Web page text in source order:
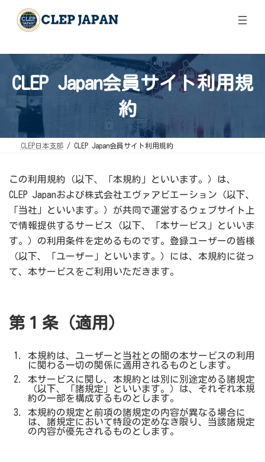
CLEP Japan会員サイト利用規
約
CLEP日本支部 CLEP Japan会員サイト利用規約
この利用規約（以下、「本規約」といいます。）は、
CLEP Japanおよび株式会社エヴァアビエーション（以下、
「当社」といいます。）が共同で運営するウェブサイト上
で情報提供するサービス（以下、「本サービス」といいま
す。）の利用条件を定めるものです。登録ユーザーの皆様
（以下、「ユーザー」といいます。）には、本規約に従っ
て、本サービスをご利用いただきます。
第１条（適用）
本規約は、ユーザーと当社との間の本サービスの利用
に関わる一切の関係に適用されるものとします。
本サービスに関し、本規約とは別に別途定める諸規定
（以下、「諸規定」といいます。）は、それぞれ本規
約の一部を構成するものとします。
本規約の規定と前項の諸規定の内容が異なる場合に
は、諸規定において特段の定めなき限り、当該諸規定
の内容が優先されるものとします。